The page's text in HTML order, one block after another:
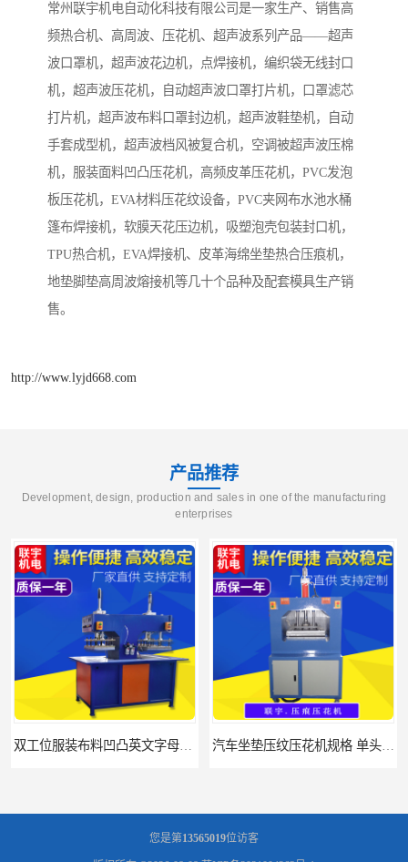
常州联宇机电自动化科技有限公司是一家生产、销售高
频热合机、高周波、压花机、超声波系列产品——超声
波口罩机，超声波花边机，点焊接机，编织袋无线封口
机，超声波压花机，自动超声波口罩打片机，口罩滤芯
打片机，超声波布料口罩封边机，超声波鞋垫机，自动
手套成型机，超声波档风被复合机，空调被超声波压棉
机，服装面料凹凸压花机，高频皮革压花机，PVC发泡
板压花机，EVA材料压花纹设备，PVC夹网布水池水桶
篷布焊接机，软膜天花压边机，吸塑泡壳包装封口机，
TPU热合机，EVA焊接机、皮革海绵坐垫热合压痕机，
地垫脚垫高周波熔接机等几十个品种及配套模具生产销
售。
http://www.lyjd668.com
产品推荐
Development, design, production and sales in one of the manufacturing
enterprises
浙江布料凹凸4d压纹机生产厂家 服装凹凸4d压纹植胶机 经济实惠
您是第13565019位访客